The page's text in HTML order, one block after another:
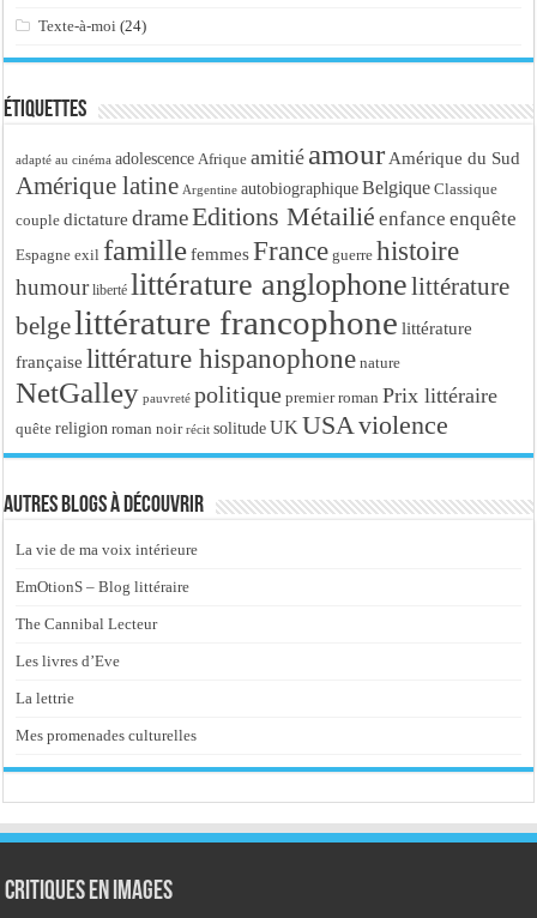
Texte-à-moi (24)
Étiquettes
adapté au cinéma adolescence Afrique amitié amour Amérique du Sud
Amérique latine Argentine autobiographique Belgique Classique
couple dictature drameEditions Métailié enfance enquête
Espagne exil famille femmes France guerre histoire
humour liberté littérature anglophonelittérature
belgelittérature francophone littérature
française littérature hispanophone nature
NetGalley pauvreté politique premier roman Prix littéraire
quête religion roman noir récit solitude UK USAviolence
Autres blogs à découvrir
La vie de ma voix intérieure
EmOtionS – Blog littéraire
The Cannibal Lecteur
Les livres d’Eve
La lettrie
Mes promenades culturelles
Critiques en images